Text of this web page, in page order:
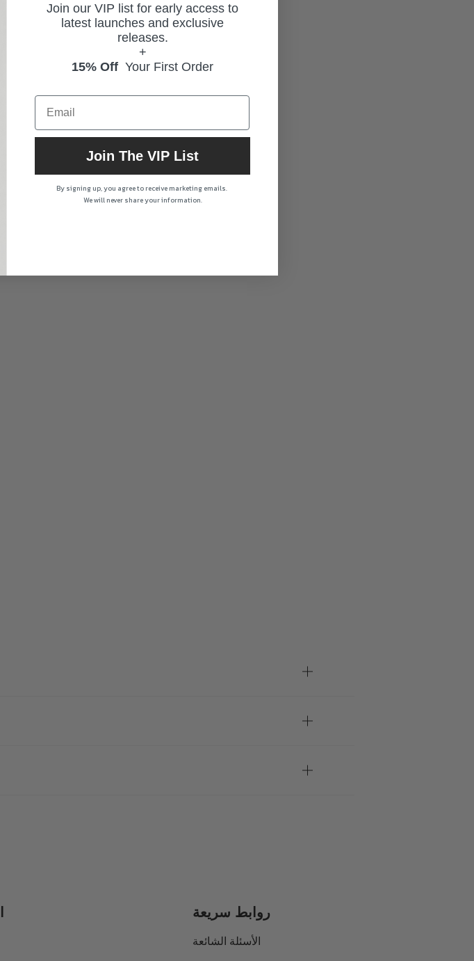
روابط سريعة
الأسئلة الشائعة
Join our VIP list for early access to
latest launches and exclusive
releases.
+
15% Off Your First Order
Join The VIP List
By signing up, you agree to receive marketing emails.
We will never share your information.